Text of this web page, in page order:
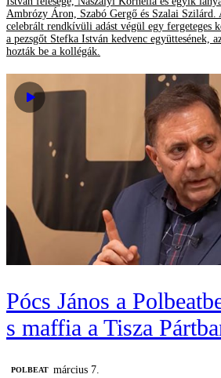
Ambrózy Áron, Szabó Gergő és Szalai
celebrált rendkívüli adást végül egy fergeteges
a pezsgőt Stefka István kedvenc együttesének,
hozták be a kollégák.
Pócs János a
s maffia a Tisza
‎POLBEAT március 7.